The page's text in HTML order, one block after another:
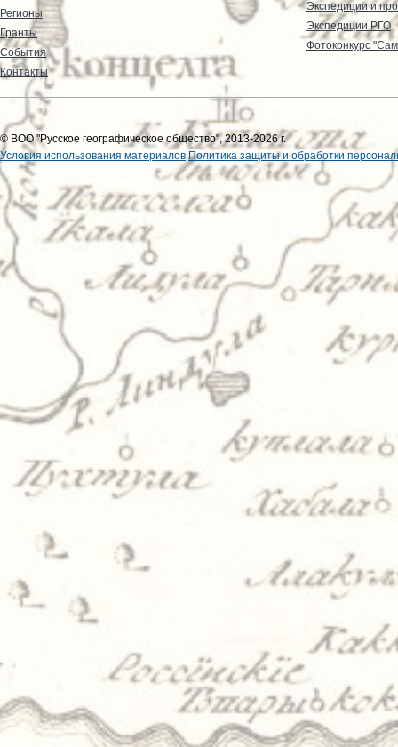
Регионы
Гранты
События
Контакты
Экспедиции и
Экспедиции РГО
Фотоконкурс
© ВОО "Русское географическое общество", 2013-2026 г.
Условия использования материалов Политика защиты и обработки